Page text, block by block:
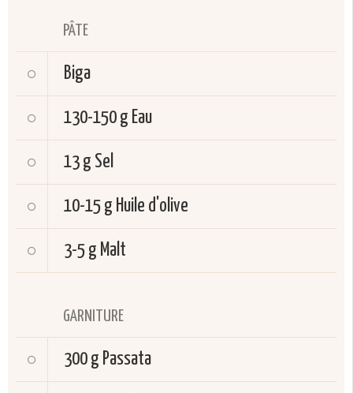
PÂTE
Biga
130-150 g Eau
13 g Sel
10-15 g Huile d'olive
3-5 g Malt
GARNITURE
300 g Passata